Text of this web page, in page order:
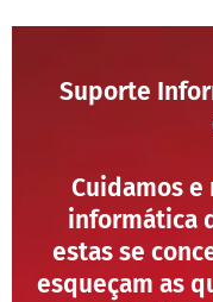
Suporte
Cuidamos
informática
estas se
esqueçam as